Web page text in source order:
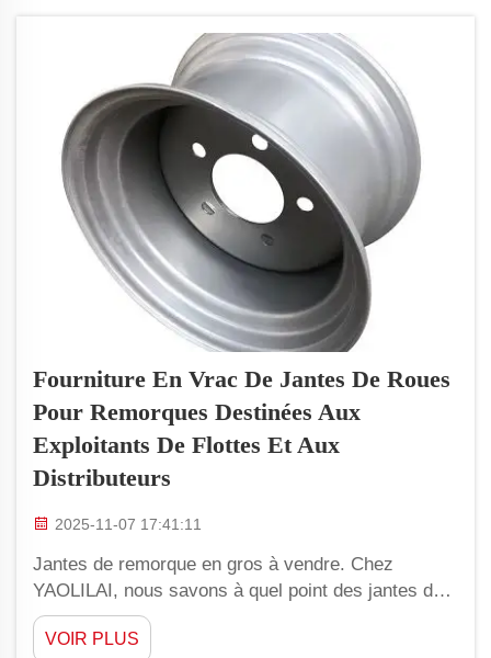
Fourniture En Vrac De Jantes De Roues
Pour Remorques Destinées Aux
Exploitants De Flottes Et Aux
Distributeurs
2025-11-07 17:41:11
Jantes de remorque en gros à vendre. Chez
YAOLILAI, nous savons à quel point des jantes de
remorque haut de gamme sont essentielles pour
ceux qui gèrent des flottes ou font des affaires en
VOIR PLUS